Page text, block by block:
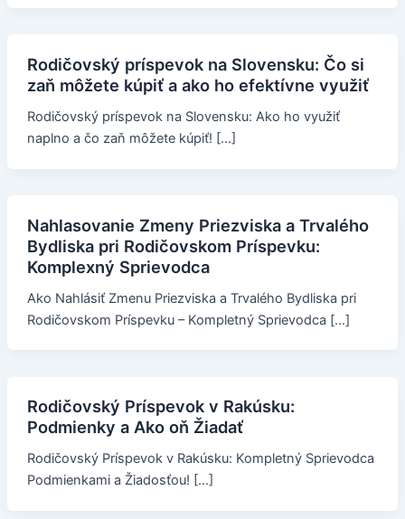
Rodičovský príspevok na Slovensku: Čo si
zaň môžete kúpiť a ako ho efektívne využiť
Rodičovský príspevok na Slovensku: Ako ho využiť
naplno a čo zaň môžete kúpiť! […]
Nahlasovanie Zmeny Priezviska a Trvalého
Bydliska pri Rodičovskom Príspevku:
Komplexný Sprievodca
Ako Nahlásiť Zmenu Priezviska a Trvalého Bydliska pri
Rodičovskom Príspevku – Kompletný Sprievodca […]
Rodičovský Príspevok v Rakúsku:
Podmienky a Ako oň Žiadať
Rodičovský Príspevok v Rakúsku: Kompletný Sprievodca
Podmienkami a Žiadosťou! […]